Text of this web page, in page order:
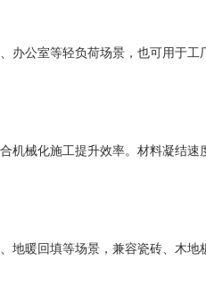
公室等轻负荷场景，也可用于
械化施工提升效率。材料凝结
暖回填等场景，兼容瓷砖、木